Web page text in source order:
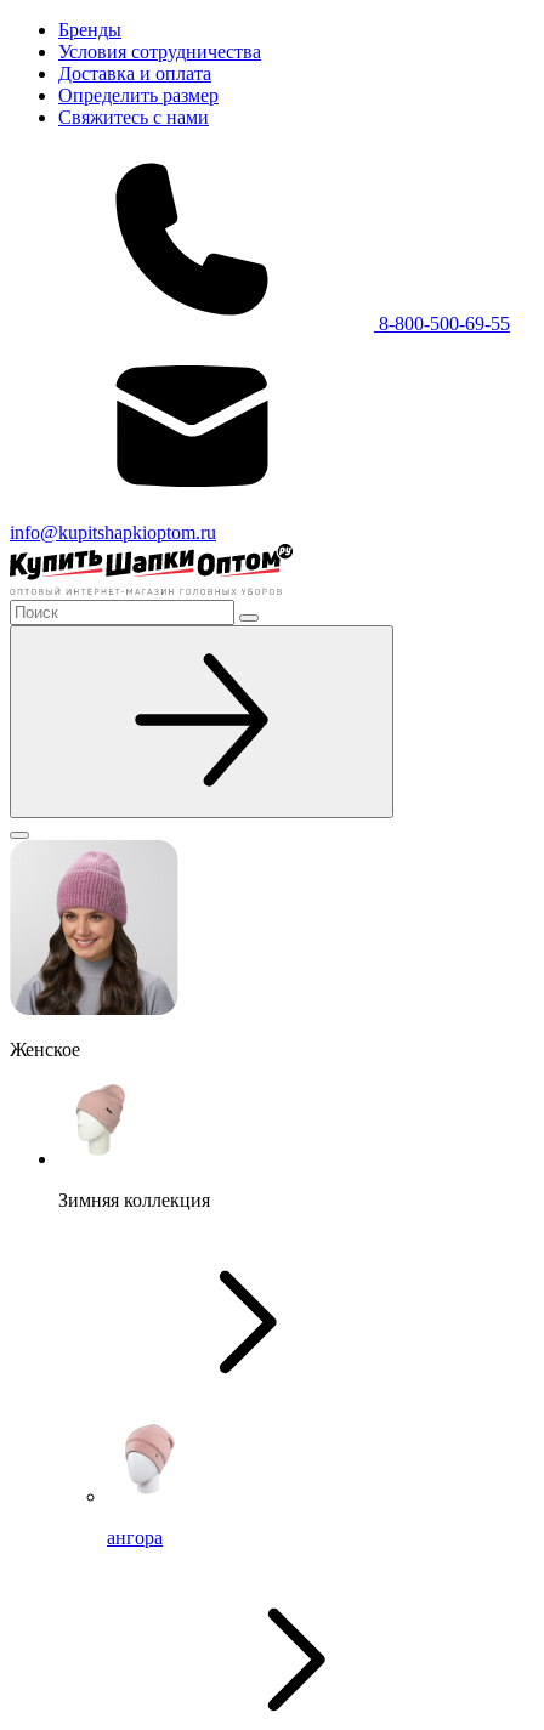
Бренды
Условия сотрудничества
Доставка и оплата
Определить размер
Свяжитесь с нами
8-800-500-69-55
info@kupitshapkioptom.ru
Женское
Зимняя коллекция
ангора